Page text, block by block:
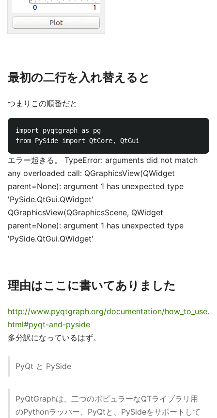
最初の二行を入れ替えると
つまりこの順番だと
import pyqtgraph as pg
エラー起きる。 TypeError: arguments did not match
any overloaded call: QGraphicsView(QWidget
parent=None): argument 1 has unexpected type
'PySide.QtGui.QWidget'
QGraphicsView(QGraphicsScene, QWidget
parent=None): argument 1 has unexpected type
'PySide.QtGui.QWidget'
理由はここに書いてありました
http://www.pyqtgraph.org/documentation/how_to_use.
html#pyqt-and-pyside
多分訳になっているはず。
PyQt と PySide
PyQtGraphは、二つのポピュラーなQTライブラリ用
のPythonラッパー、PyQtと、PySideをサポートして